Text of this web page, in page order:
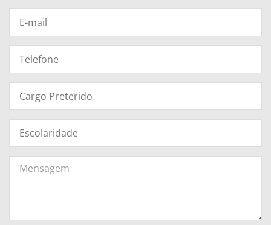
Telefone
Cargo
Preterido
Escolaridade
Mensagem